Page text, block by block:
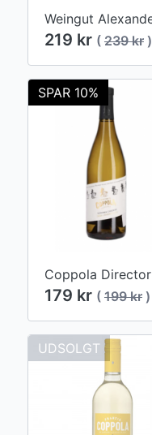
219 kr ( 239 kr)
SPAR 10%
179 kr ( 199 kr)
UDSOLGT